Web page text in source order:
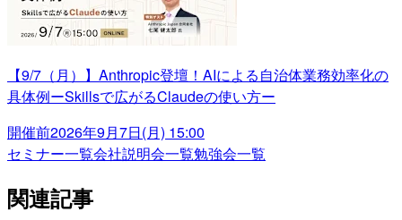
【9/7（月）】Anthropic登壇！AIによる自治体業務効率化の
具体例ーSkillsで広がるClaudeの使い方ー
開催前2026年9月7日(月) 15:00
セミナー一覧会社説明会一覧勉強会一覧
関連記事